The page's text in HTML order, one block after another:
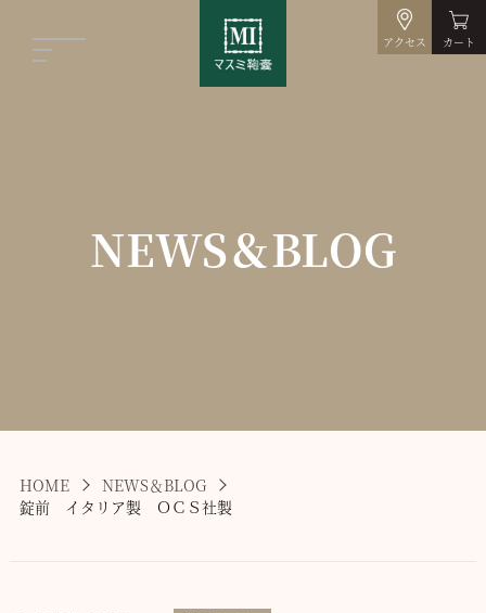
アクセス カート
NEWS＆BLOG
HOME
NEWS＆BLOG
錠前 イタリア製 ＯＣＳ社製